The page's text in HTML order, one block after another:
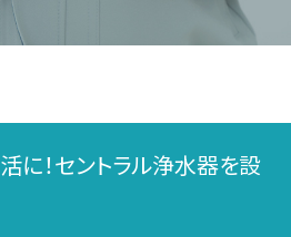
に！セントラル浄水器を設